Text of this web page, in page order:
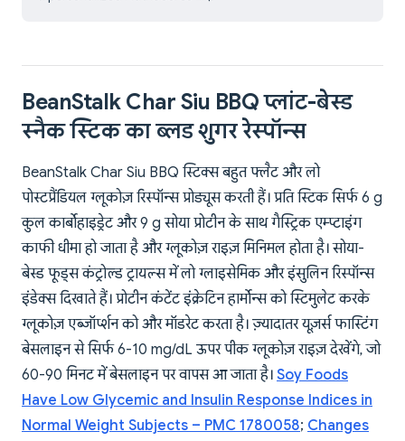
BeanStalk Char Siu BBQ प्लांट-बेस्ड
स्नैक स्टिक का ब्लड शुगर रेस्पॉन्स
BeanStalk Char Siu BBQ स्टिक्स बहुत फ्लैट और लो
पोस्टप्रैंडियल ग्लूकोज़ रिस्पॉन्स प्रोड्यूस करती हैं। प्रति स्टिक सिर्फ 6 g
कुल कार्बोहाइड्रेट और 9 g सोया प्रोटीन के साथ गैस्ट्रिक एम्प्टाइंग
काफी धीमा हो जाता है और ग्लूकोज़ राइज़ मिनिमल होता है। सोया-
बेस्ड फूड्स कंट्रोल्ड ट्रायल्स में लो ग्लाइसेमिक और इंसुलिन रिस्पॉन्स
इंडेक्स दिखाते हैं। प्रोटीन कंटेंट इंक्रेटिन हार्मोन्स को स्टिमुलेट करके
ग्लूकोज़ एब्जॉर्प्शन को और मॉडरेट करता है। ज़्यादातर यूज़र्स फास्टिंग
बेसलाइन से सिर्फ 6-10 mg/dL ऊपर पीक ग्लूकोज़ राइज़ देखेंगे, जो
60-90 मिनट में बेसलाइन पर वापस आ जाता है। Soy Foods
Have Low Glycemic and Insulin Response Indices in
Normal Weight Subjects – PMC 1780058; Changes